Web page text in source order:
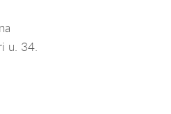
u. 34.